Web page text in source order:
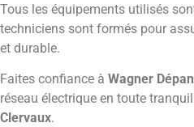
Tous les équipements utilisés
techniciens sont formés pour
et durable.
Faites confiance à Wagner
réseau électrique en toute
Clervaux.